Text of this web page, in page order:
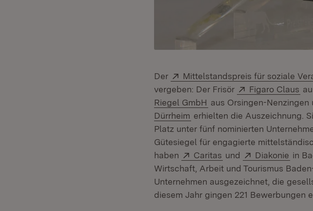
Der Extern:
Mittelstandspreis für soziale
vergeben: Der Frisör
Extern:
Figaro Claus
Riegel GmbH (Öffnet in neuem Fenster)
aus Orsingen-Nenzingen
Dürrheim (Öffnet in neuem Fenster)
erhielten die Auszeichnung.
Platz unter fünf nominierten
Gütesiegel für engagierte
haben
Extern:
Caritas (Öffnet in neuem
und Extern:
Diakonie in
Wirtschaft, Arbeit und Tourismus
Unternehmen ausgezeichnet, die
diesem Jahr gingen 221 Bewerbungen